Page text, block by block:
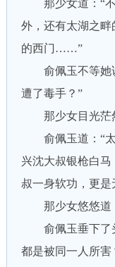
那少女道：“不
外，还有太湖之
的西门……”
俞佩玉不等她说
遭了毒手？”
那少女目光茫然
俞佩玉道：“太
兴沈大叔银枪白
叔一身软功，更是
那少女悠悠道：
俞佩玉垂下了
都是被同一人所害